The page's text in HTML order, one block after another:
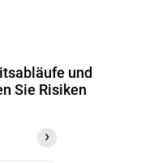
und
Sie Risiken